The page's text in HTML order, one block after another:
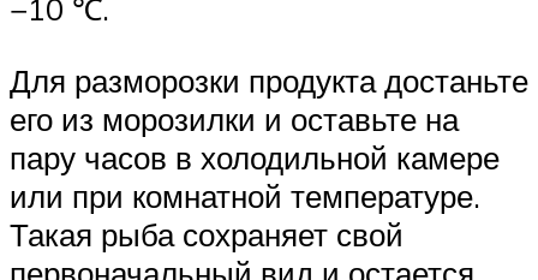
−10 ℃.
Для разморозки продукта достаньте
его из морозилки и оставьте на
пару часов в холодильной камере
или при комнатной температуре.
Такая рыба сохраняет свой